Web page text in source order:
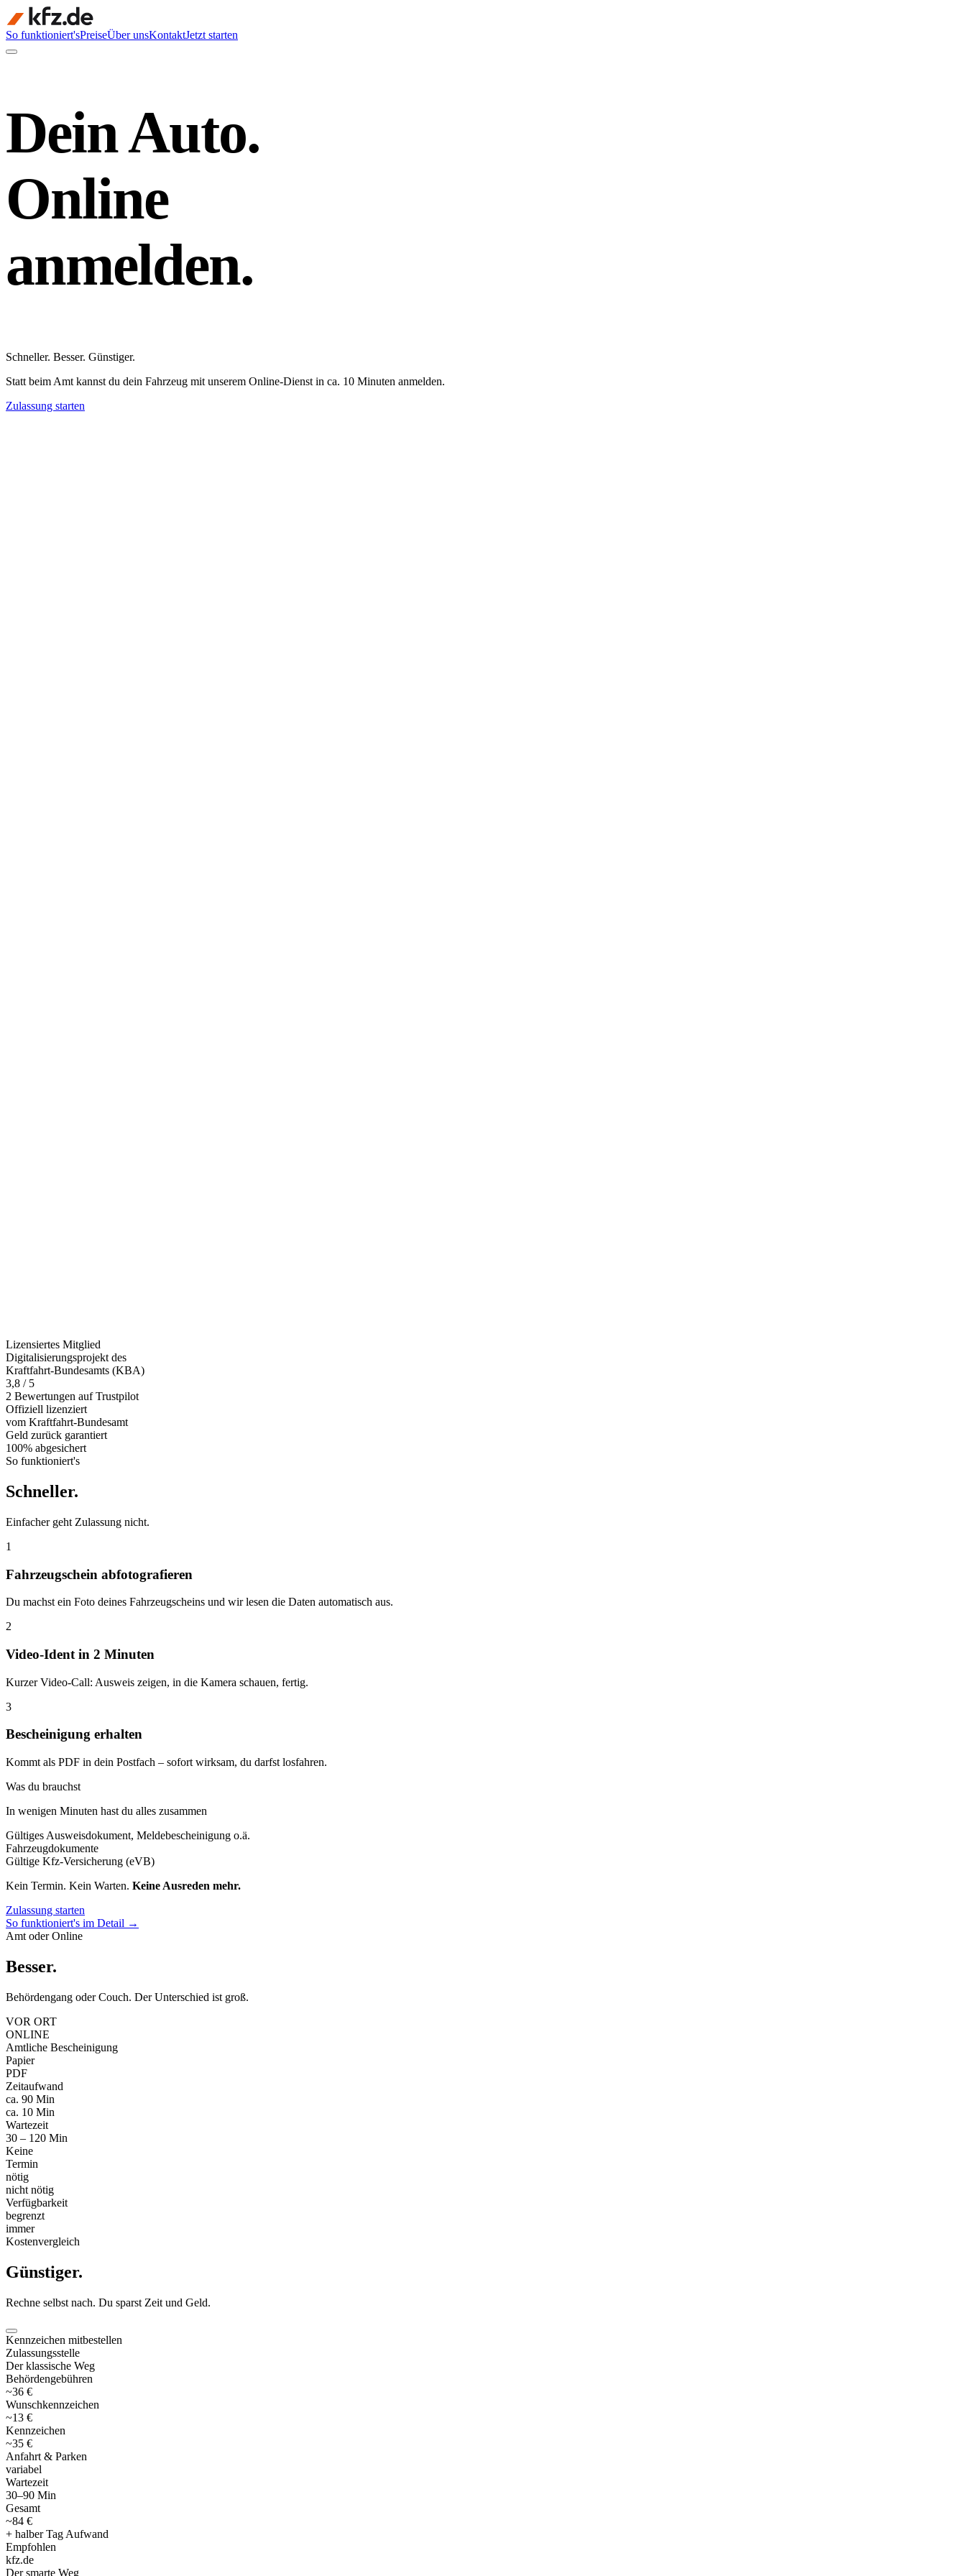
So funktioniert'sPreiseÜber unsKontaktJetzt starten
Dein Auto.
Online
anmelden.
Schneller. Besser. Günstiger.
Statt beim Amt kannst du dein Fahrzeug mit unserem Online-Dienst in ca. 10 Minuten anmelden.
Zulassung starten
Lizensiertes Mitglied
Digitalisierungsprojekt des
Kraftfahrt-Bundesamts (KBA)
3,8 / 5
2 Bewertungen auf Trustpilot
Offiziell lizenziert
vom Kraftfahrt-Bundesamt
Geld zurück garantiert
100% abgesichert
So funktioniert's
Schneller.
Einfacher geht Zulassung nicht.
1
Fahrzeugschein abfotografieren
Du machst ein Foto deines Fahrzeugscheins und wir lesen die Daten automatisch aus.
2
Video-Ident in 2 Minuten
Kurzer Video-Call: Ausweis zeigen, in die Kamera schauen, fertig.
3
Bescheinigung erhalten
Kommt als PDF in dein Postfach – sofort wirksam, du darfst losfahren.
Was du brauchst
In wenigen Minuten hast du alles zusammen
Gültiges Ausweisdokument, Meldebescheinigung o.ä.
Fahrzeugdokumente
Gültige Kfz-Versicherung (eVB)
Kein Termin. Kein Warten. Keine Ausreden mehr.
Zulassung starten
So funktioniert's im Detail →
Amt oder Online
Besser.
Behördengang oder Couch. Der Unterschied ist groß.
VOR ORT
ONLINE
Amtliche Bescheinigung
Papier
PDF
Zeitaufwand
ca. 90 Min
ca. 10 Min
Wartezeit
30 – 120 Min
Keine
Termin
nötig
nicht nötig
Verfügbarkeit
begrenzt
immer
Kostenvergleich
Günstiger.
Rechne selbst nach. Du sparst Zeit und Geld.
Kennzeichen mitbestellen
Zulassungsstelle
Der klassische Weg
Behördengebühren
~36 €
Wunschkennzeichen
~13 €
Kennzeichen
~35 €
Anfahrt & Parken
variabel
Wartezeit
30–90 Min
Gesamt
~84 €
+ halber Tag Aufwand
Empfohlen
kfz.de
Der smarte Weg